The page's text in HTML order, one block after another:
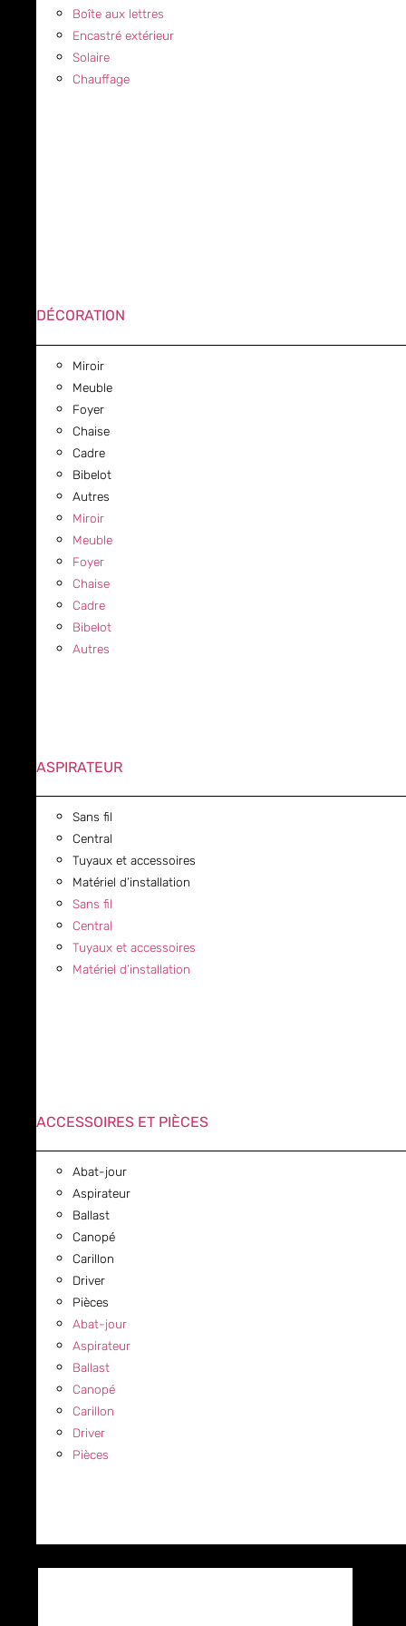
Boîte aux lettres
Encastré extérieur
Solaire
Chauffage
DÉCORATION
Miroir
Meuble
Foyer
Chaise
Cadre
Bibelot
Autres
Miroir
Meuble
Foyer
Chaise
Cadre
Bibelot
Autres
ASPIRATEUR
Sans fil
Central
Tuyaux et accessoires
Matériel d’installation
Sans fil
Central
Tuyaux et accessoires
Matériel d’installation
ACCESSOIRES ET PIÈCES
Abat-jour
Aspirateur
Ballast
Canopé
Carillon
Driver
Pièces
Abat-jour
Aspirateur
Ballast
Canopé
Carillon
Driver
Pièces